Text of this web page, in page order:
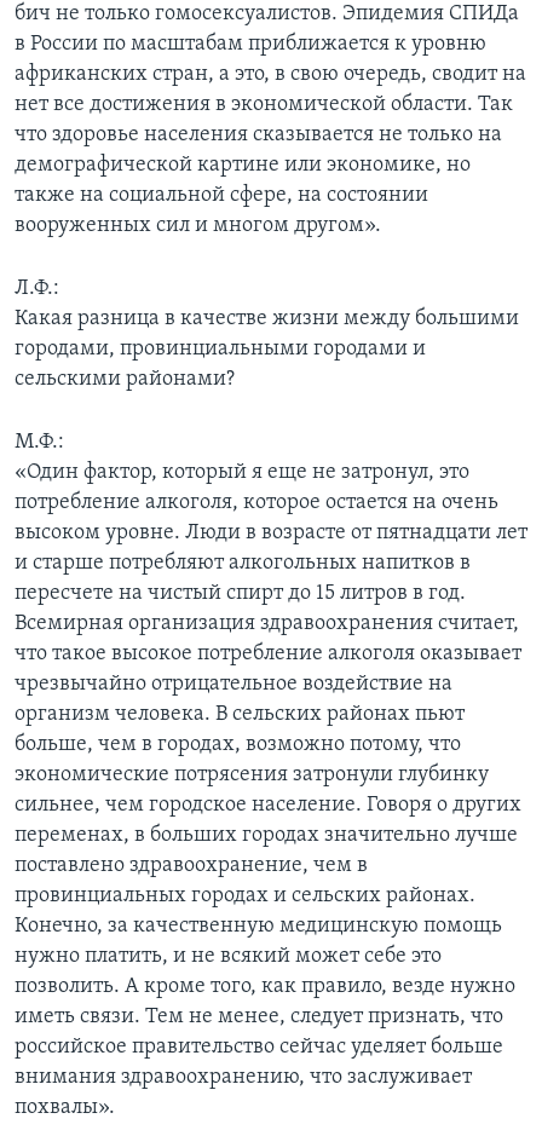
бич не только гомосексуалистов. Эпидемия СПИДа
в России по масштабам приближается к уровню
африканских стран, а это, в свою очередь, сводит на
нет все достижения в экономической области. Так
что здоровье населения сказывается не только на
демографической картине или экономике, но
также на социальной сфере, на состоянии
вооруженных сил и многом другом».
Л.Ф.:
Какая разница в качестве жизни между большими
городами, провинциальными городами и
сельскими районами?
М.Ф.:
«Один фактор, который я еще не затронул, это
потребление алкоголя, которое остается на очень
высоком уровне. Люди в возрасте от пятнадцати лет
и старше потребляют алкогольных напитков в
пересчете на чистый спирт до 15 литров в год.
Всемирная организация здравоохранения считает,
что такое высокое потребление алкоголя оказывает
чрезвычайно отрицательное воздействие на
организм человека. В сельских районах пьют
больше, чем в городах, возможно потому, что
экономические потрясения затронули глубинку
сильнее, чем городское население. Говоря о других
переменах, в больших городах значительно лучше
поставлено здравоохранение, чем в
провинциальных городах и сельских районах.
Конечно, за качественную медицинскую помощь
нужно платить, и не всякий может себе это
позволить. А кроме того, как правило, везде нужно
иметь связи. Тем не менее, следует признать, что
российское правительство сейчас уделяет больше
внимания здравоохранению, что заслуживает
похвалы».